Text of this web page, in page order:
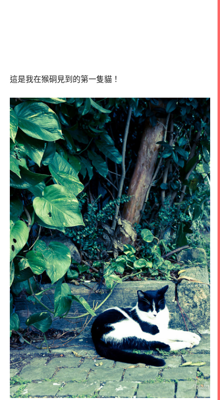
這是我在猴硐見到的第一隻貓！